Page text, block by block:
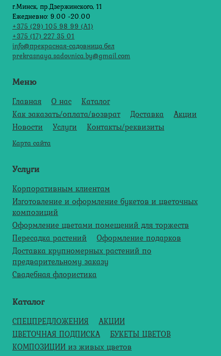
г.Минск, пр.Дзержинского, 11
Ежедневно: 9.00 -20.00
+375 (29) 105 98 99 (А1)
+375 (17) 227 35 01
info@прекрасная-садовница.бел
prekrasnaya.sadovnica.by@gmail.com
Меню
Главная О нас
Каталог
Как заказать/оплата/возврат
Доставка
Акции
Новости
Услуги Контакты/реквизиты
Карта сайта
Услуги
Корпоративным клиентам
Изготовление и оформление букетов и цветочных
композиций
Оформление цветами помещений для торжеств
Пересадка растений
Оформление подарков
Доставка крупномерных растений по
предварительному заказу
Свадебная флористика
Каталог
СПЕЦПРЕДЛОЖЕНИЯ
АКЦИИ
ЦВЕТОЧНАЯ ПОДПИСКА
БУКЕТЫ ЦВЕТОВ
КОМПОЗИЦИИ из живых цветов